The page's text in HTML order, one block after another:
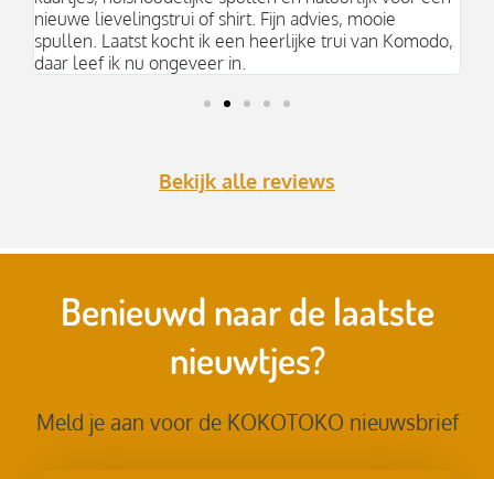
nieuwe lievelingstrui of shirt. Fijn advies, mooie
spullen. Laatst kocht ik een heerlijke trui van Komodo,
daar leef ik nu ongeveer in.
Bekijk alle reviews
Benieuwd naar de laatste
nieuwtjes?
Meld je aan voor de KOKOTOKO nieuwsbrief